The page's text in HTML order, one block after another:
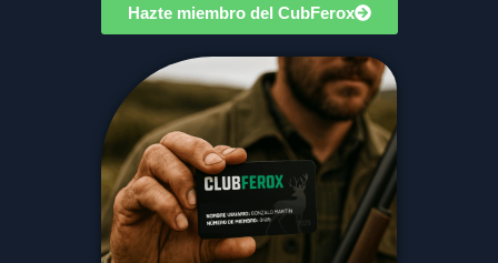
Hazte miembro del CubFerox